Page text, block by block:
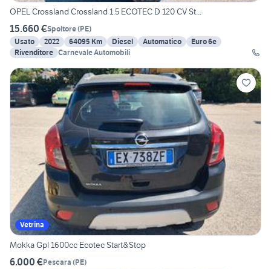
OPEL Crossland Crossland 1.5 ECOTEC D 120 CV St...
15.660 €Spoltore(PE)
Usato
2022 64095 Km Diesel Automatico
Euro 6e
Rivenditore Carnevale Automobili
Vetrina
Mokka Gpl 1600cc Ecotec Start&Stop
6.000 €Pescara (PE)